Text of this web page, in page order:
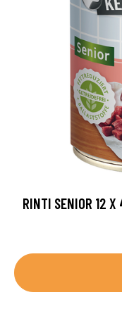
RINTI SENIOR 12